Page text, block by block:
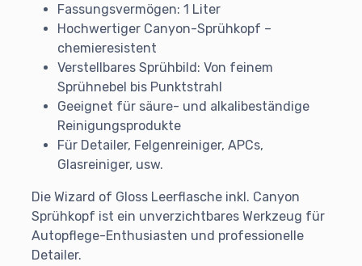
Fassungsvermögen: 1 Liter
Hochwertiger Canyon-Sprühkopf –
chemieresistent
Verstellbares Sprühbild: Von feinem
Sprühnebel bis Punktstrahl
Geeignet für säure- und alkalibeständige
Reinigungsprodukte
Für Detailer, Felgenreiniger, APCs,
Glasreiniger, usw.
Die Wizard of Gloss Leerflasche inkl. Canyon
Sprühkopf ist ein unverzichtbares Werkzeug für
Autopflege-Enthusiasten und professionelle
Detailer.